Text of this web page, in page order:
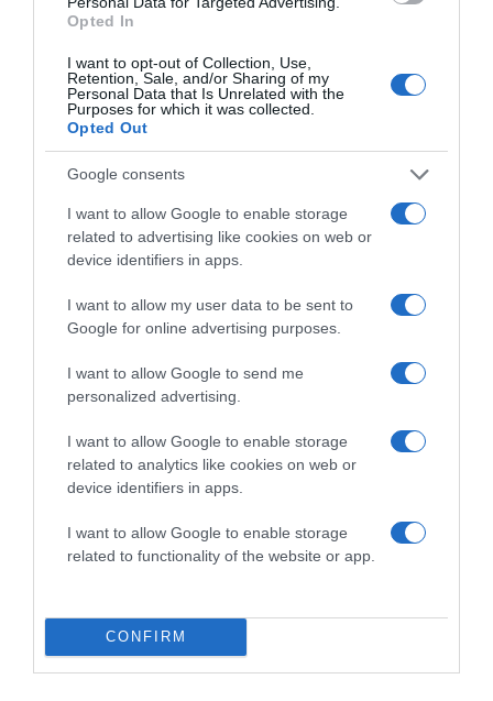
Opted In
I want to opt-out of Collection, Use,
Retention, Sale, and/or Sharing of my
Personal Data that Is Unrelated with the
Purposes for which it was collected.
Opted Out
Google consents
I want to allow Google to enable storage
related to advertising like cookies on web or
device identifiers in apps.
I want to allow my user data to be sent to
Google for online advertising purposes.
I want to allow Google to send me
personalized advertising.
I want to allow Google to enable storage
related to analytics like cookies on web or
device identifiers in apps.
I want to allow Google to enable storage
related to functionality of the website or app.
CONFIRM
Kreatív körömstílus a munkahelyen is
A szabadidődben és a fesztiválokon bármi megengedett,
viszont úgy gondolod, hogy a bohém, színes körmöket
esetleg nem látnák szívesen a munkahelyeden? Az indie
számtalan nude árnyalatot kiválóan kombinálhatod
egymással: a szolid színek palettája a lágy
szürkéig) terjed.
Különösen csinosak rajtuk például az apró pontok,
amiket az alapárnyalat komplementer párjával a
körömágy közelébe pöttyözünk fel. Azért, hogy a kreatív
végeredményben sokáig gyönyörködhessünk, a legjobb,
ha átlátszó fedőlakkal fejezzük be a műveletet. Ezek
körömlakkot.